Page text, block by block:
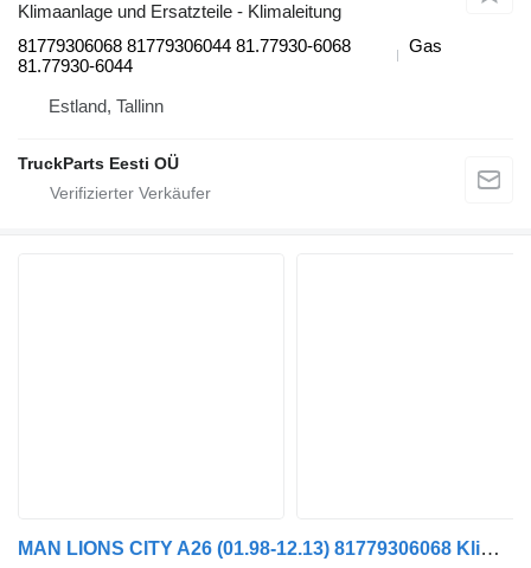
Klimaanlage und Ersatzteile - Klimaleitung
81779306068 81779306044 81.77930-6068
81.77930-6044
Gas
Estland, Tallinn
TruckParts Eesti OÜ
MAN LIONS CITY A26 (01.98-12.13) 81779306068 Klimaleitung für MAN Lion's bus (1991-)